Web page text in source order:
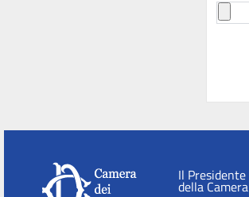
Il Presidente
della Camera